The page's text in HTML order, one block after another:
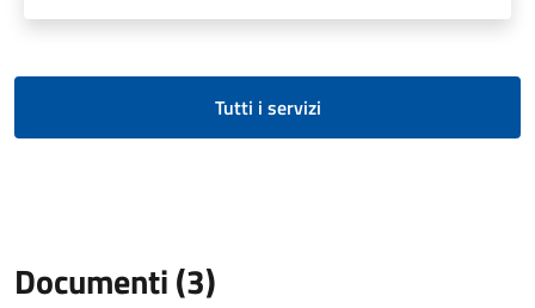
Tutti i servizi
Documenti (3)